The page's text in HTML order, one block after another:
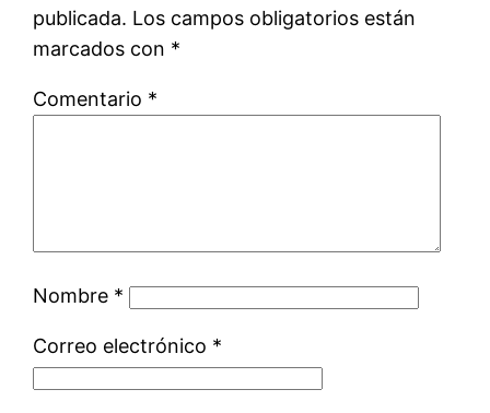
publicada. Los campos obligatorios están
marcados con *
Comentario *
Nombre *
Correo electrónico *